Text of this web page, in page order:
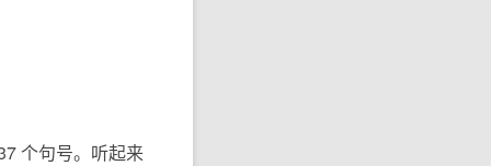
个句号。听起来